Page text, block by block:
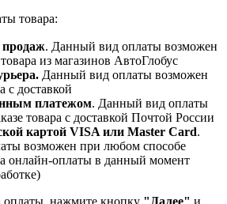
товара:
продаж. Данный вид оплаты возможен
из магазинов АвтоГлобус
Данный вид оплаты возможен
с доставкой
платежом. Данный вид оплаты
товара с доставкой Почтой России
картой VISA или Master Card.
возможен при любом способе
онлайн-оплаты в данный момент
оплаты, нажмите кнопку "Далее" и